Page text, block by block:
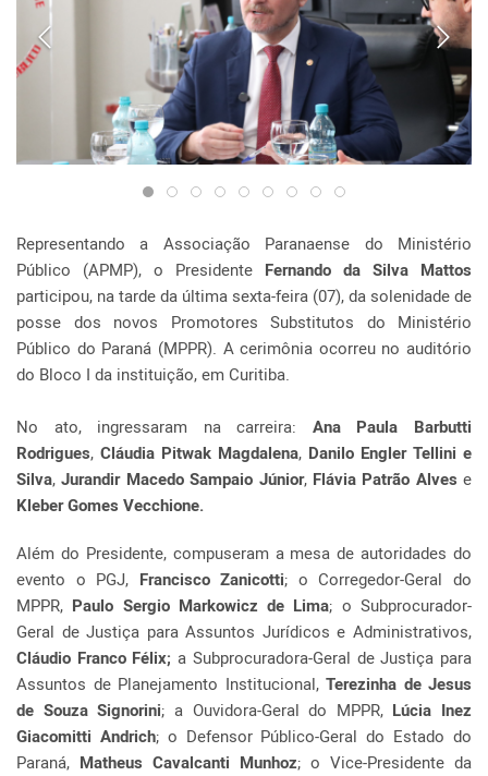
Representando a Associação Paranaense do Ministério
Público (APMP), o Presidente Fernando da Silva Mattos
participou, na tarde da última sexta-feira (07), da solenidade de
posse dos novos Promotores Substitutos do Ministério
Público do Paraná (MPPR). A cerimônia ocorreu no auditório
do Bloco I da instituição, em Curitiba.
No ato, ingressaram na carreira: Ana Paula Barbutti
Rodrigues, Cláudia Pitwak Magdalena, Danilo Engler Tellini e
Silva, Jurandir Macedo Sampaio Júnior,Flávia Patrão Alves e
Kleber Gomes Vecchione.
Além do Presidente, compuseram a mesa de autoridades do
evento o PGJ, Francisco Zanicotti; o Corregedor-Geral do
MPPR, Paulo Sergio Markowicz de Lima; o Subprocurador-
Geral de Justiça para Assuntos Jurídicos e Administrativos,
Cláudio Franco Félix;a Subprocuradora-Geral de Justiça para
Assuntos de Planejamento Institucional, Terezinha de Jesus
de Souza Signorini; a Ouvidora-Geral do MPPR, Lúcia Inez
Giacomitti Andrich; o Defensor Público-Geral do Estado do
Paraná, Matheus Cavalcanti Munhoz; o Vice-Presidente da